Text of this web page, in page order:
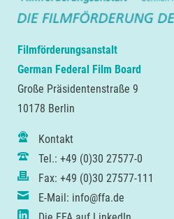
Filmförderungsanstalt
German Federal Film Board
Große Präsidentenstraße 9
10178 Berlin
Kontakt
Tel.: +49 (0)30 27577-0
Fax: +49 (0)30 27577-111
E-Mail: info@ffa.de